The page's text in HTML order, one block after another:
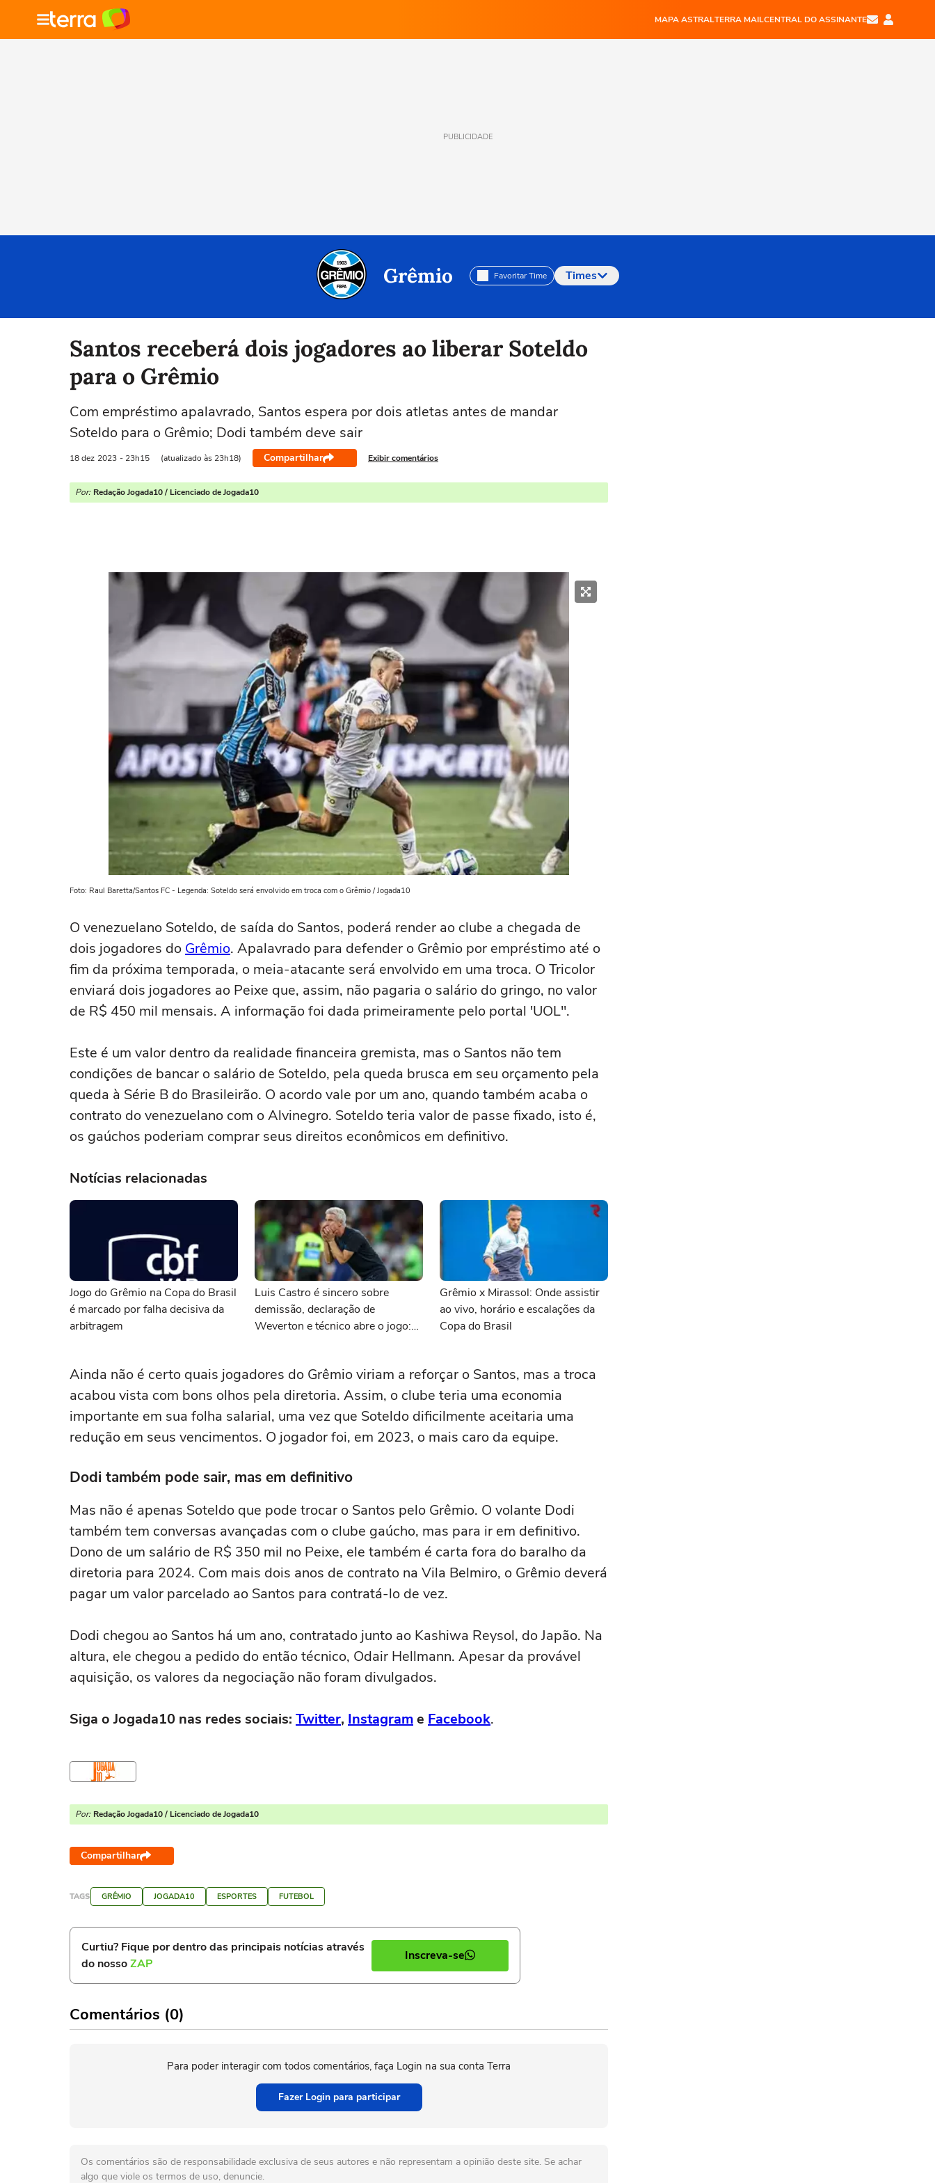
MAPA ASTRALTERRA MAILCENTRAL DO ASSINANTE
PUBLICIDADE
Grêmio Favoritar Time Times
Selecione o time para ver as notícias
Santos receberá dois jogadores ao liberar Soteldo
para o Grêmio
Com empréstimo apalavrado, Santos espera por dois atletas antes de mandar
Soteldo para o Grêmio; Dodi também deve sair
18 dez 2023 - 23h15 (atualizado às 23h18) Compartilhar Exibir comentários
Por: Redação Jogada10 / Licenciado de Jogada10
Foto: Raul Baretta/Santos FC - Legenda: Soteldo será envolvido em troca com o Grêmio / Jogada10
O venezuelano Soteldo, de saída do Santos, poderá render ao clube a chegada de
dois jogadores do Grêmio. Apalavrado para defender o Grêmio por empréstimo até o
fim da próxima temporada, o meia-atacante será envolvido em uma troca. O Tricolor
enviará dois jogadores ao Peixe que, assim, não pagaria o salário do gringo, no valor
de R$ 450 mil mensais. A informação foi dada primeiramente pelo portal 'UOL".
Este é um valor dentro da realidade financeira gremista, mas o Santos não tem
condições de bancar o salário de Soteldo, pela queda brusca em seu orçamento pela
queda à Série B do Brasileirão. O acordo vale por um ano, quando também acaba o
contrato do venezuelano com o Alvinegro. Soteldo teria valor de passe fixado, isto é,
os gaúchos poderiam comprar seus direitos econômicos em definitivo.
Notícias relacionadas
Jogo do Grêmio na Copa do Brasil
é marcado por falha decisiva da
arbitragem
Luis Castro é sincero sobre
demissão, declaração de
Weverton e técnico abre o jogo:
Grêmio x Mirassol: Onde assistir
ao vivo, horário e escalações da
Copa do Brasil
Ainda não é certo quais jogadores do Grêmio viriam a reforçar o Santos, mas a troca
acabou vista com bons olhos pela diretoria. Assim, o clube teria uma economia
importante em sua folha salarial, uma vez que Soteldo dificilmente aceitaria uma
redução em seus vencimentos. O jogador foi, em 2023, o mais caro da equipe.
Dodi também pode sair, mas em definitivo
Mas não é apenas Soteldo que pode trocar o Santos pelo Grêmio. O volante Dodi
também tem conversas avançadas com o clube gaúcho, mas para ir em definitivo.
Dono de um salário de R$ 350 mil no Peixe, ele também é carta fora do baralho da
diretoria para 2024. Com mais dois anos de contrato na Vila Belmiro, o Grêmio deverá
pagar um valor parcelado ao Santos para contratá-lo de vez.
Dodi chegou ao Santos há um ano, contratado junto ao Kashiwa Reysol, do Japão. Na
altura, ele chegou a pedido do então técnico, Odair Hellmann. Apesar da provável
aquisição, os valores da negociação não foram divulgados.
Siga o Jogada10 nas redes sociais: Twitter, Instagrame Facebook.
Por: Redação Jogada10 / Licenciado de Jogada10
Compartilhar
TAGS GRÊMIO JOGADA10 ESPORTES FUTEBOL
Curtiu? Fique por dentro das principais notícias através
do nossoZAP
Inscreva-se
Comentários (0)
Para poder interagir com todos comentários, faça Login na sua conta Terra
Fazer Login para participar
Os comentários são de responsabilidade exclusiva de seus autores e não representam a opinião deste site. Se achar
algo que viole os termos de uso, denuncie.